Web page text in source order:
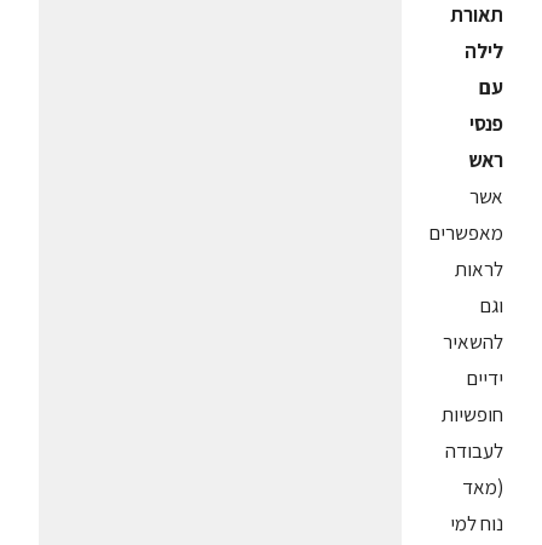
תאורת
לילה
עם
פנסי
ראש
אשר
מאפשרים
לראות
וגם
להשאיר
ידיים
חופשיות
לעבודה
(מאד
נוח למי